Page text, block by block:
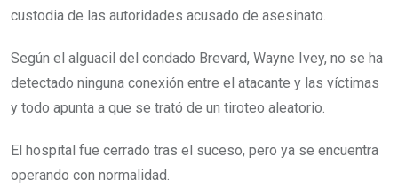
custodia de las autoridades acusado de asesinato.
Según el alguacil del condado Brevard, Wayne Ivey, no se ha
detectado ninguna conexión entre el atacante y las víctimas
y todo apunta a que se trató de un tiroteo aleatorio.
El hospital fue cerrado tras el suceso, pero ya se encuentra
operando con normalidad.